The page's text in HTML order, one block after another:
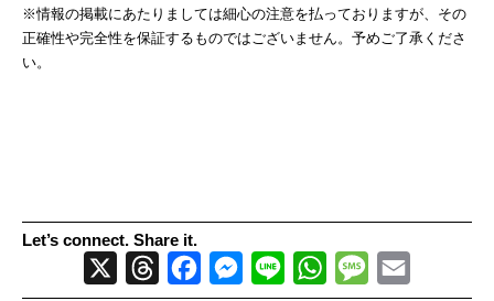
※情報の掲載にあたりましては細心の注意を払っておりますが、その
正確性や完全性を保証するものではございません。予めご了承くださ
い。
Let’s connect. Share it.
ThreadsFacebookMessenger
Line WhatsAppMessage